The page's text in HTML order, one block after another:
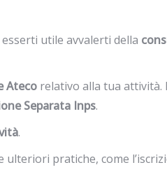
utile avvalerti della
Ateco relativo alla tua
Separata Inps.
.
pratiche, come